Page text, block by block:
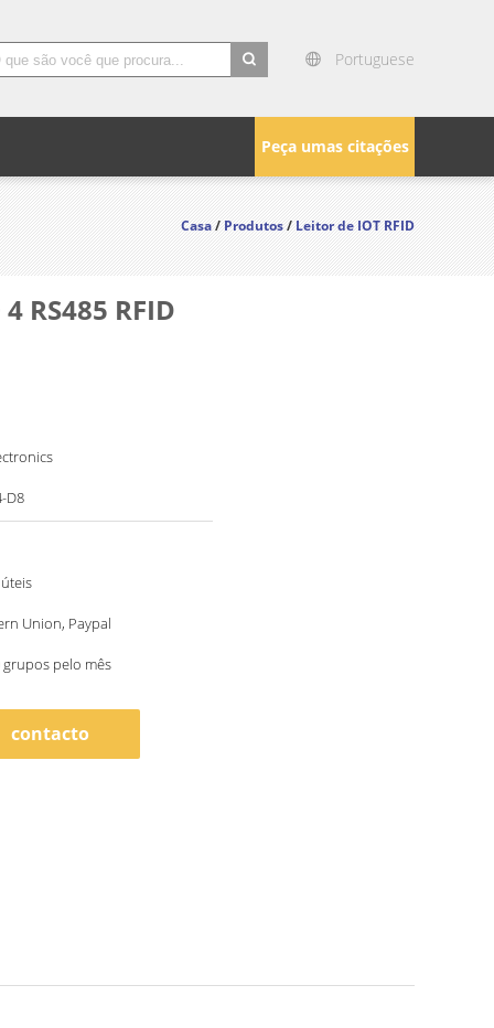
Portuguese
Peça umas citações
Casa/Produtos/Leitor de IOT RFID
RS485 RFID
D8
Union, Paypal
grupos pelo mês
contacto